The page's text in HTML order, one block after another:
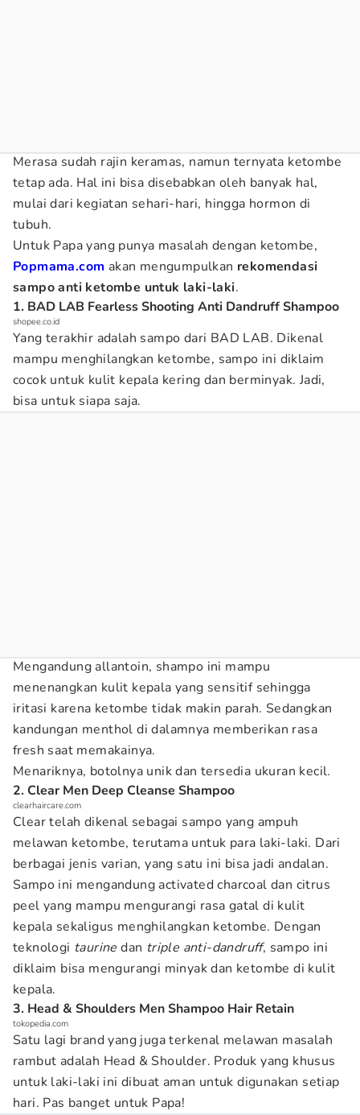
Merasa sudah rajin keramas, namun ternyata ketombe
tetap ada. Hal ini bisa disebabkan oleh banyak hal,
mulai dari kegiatan sehari-hari, hingga hormon di
tubuh.
Untuk Papa yang punya masalah dengan ketombe,
Popmama.com akan mengumpulkan rekomendasi
sampo anti ketombe untuk laki-laki.
1. BAD LAB Fearless Shooting Anti Dandruff Shampoo
shopee.co.id
Yang terakhir adalah sampo dari BAD LAB. Dikenal
mampu menghilangkan ketombe, sampo ini diklaim
cocok untuk kulit kepala kering dan berminyak. Jadi,
bisa untuk siapa saja.
Mengandung allantoin, shampo ini mampu
menenangkan kulit kepala yang sensitif sehingga
iritasi karena ketombe tidak makin parah. Sedangkan
kandungan menthol di dalamnya memberikan rasa
fresh saat memakainya.
Menariknya, botolnya unik dan tersedia ukuran kecil.
2. Clear Men Deep Cleanse Shampoo
clearhaircare.com
Clear telah dikenal sebagai sampo yang ampuh
melawan ketombe, terutama untuk para laki-laki. Dari
berbagai jenis varian, yang satu ini bisa jadi andalan.
Sampo ini mengandung activated charcoal dan citrus
peel yang mampu mengurangi rasa gatal di kulit
kepala sekaligus menghilangkan ketombe. Dengan
teknologi taurinedan triple anti-dandruff, sampo ini
diklaim bisa mengurangi minyak dan ketombe di kulit
kepala.
3. Head & Shoulders Men Shampoo Hair Retain
tokopedia.com
Satu lagi brand yang juga terkenal melawan masalah
rambut adalah Head & Shoulder. Produk yang khusus
untuk laki-laki ini dibuat aman untuk digunakan setiap
hari. Pas banget untuk Papa!